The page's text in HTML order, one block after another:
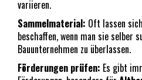
variieren.
Sammelmaterial: Oft lassen
beschaffen, wenn man sie selber
Bauunternehmen zu überlassen.
Förderungen prüfen: Es gibt